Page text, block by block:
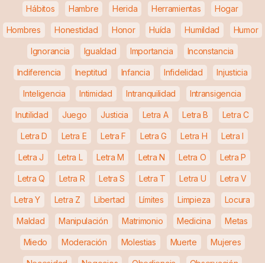
Hábitos Hambre Herida Herramientas Hogar
Hombres Honestidad Honor Huída Humildad Humor
Ignorancia Igualdad Importancia Inconstancia
Indiferencia Ineptitud Infancia Infidelidad Injusticia
Inteligencia Intimidad Intranquilidad Intransigencia
Inutilidad Juego Justicia Letra A Letra B Letra C
Letra D Letra E Letra F Letra G Letra H Letra I
Letra J Letra L Letra M Letra N Letra O Letra P
Letra Q Letra R Letra S Letra T Letra U Letra V
Letra Y Letra Z Libertad Límites Limpieza Locura
Maldad Manipulación Matrimonio Medicina Metas
Miedo Moderación Molestias Muerte Mujeres